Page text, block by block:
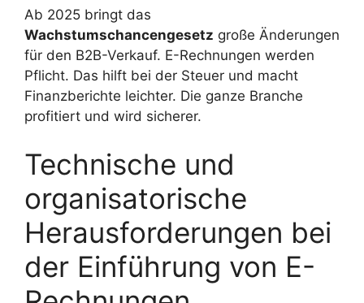
Ab 2025 bringt das
Wachstumschancengesetz große Änderungen
für den B2B-Verkauf. E-Rechnungen werden
Pflicht. Das hilft bei der Steuer und macht
Finanzberichte leichter. Die ganze Branche
profitiert und wird sicherer.
Technische und
organisatorische
Herausforderungen bei
der Einführung von E-